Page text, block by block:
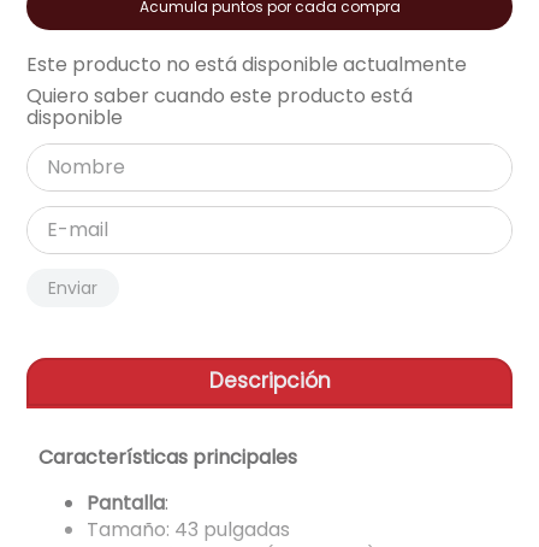
Acumula puntos por cada compra
Este producto no está disponible actualmente
Quiero saber cuando este producto está
disponible
Enviar
Descripción
Características principales
Pantalla:
Tamaño: 43 pulgadas
televisor
8. neveras
9. aire-acondicionado
10. tv